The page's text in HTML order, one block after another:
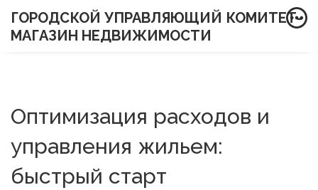
ГОРОДСКОЙ УПРАВЛЯЮЩИЙ КОМИТЕТ-
МАГАЗИН НЕДВИЖИМОСТИ
Оптимизация расходов и
управления жильем:
быстрый старт